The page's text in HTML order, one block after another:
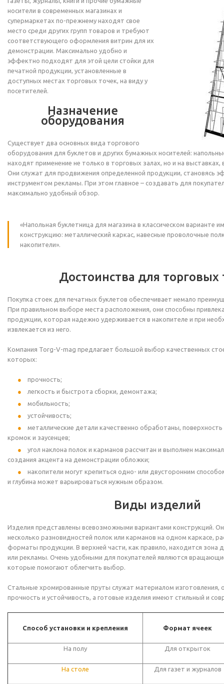
носители в современных магазинах и
супермаркетах по-прежнему находят свое
место среди других групп товаров и требуют
соответствующего оформления витрин для их
демонстрации. Максимально удобно и
эффектно подходят для этой цели стойки для
печатной продукции, установленные в
доступных местах торговых точек, на виду у
посетителей.
Назначение
оборудования
Существует два основных вида торгового
оборудования для буклетов и других бумажных носителей:
находят применение не только в торговых залах, но и на выставках,
Они служат для продвижения определенной продукции, становясь
инструментом рекламы. При этом главное – создавать для
максимально удобный обзор.
«Напольная буклетница для магазина в классическом варианте
конструкцию: металлический каркас, навесные проволочные
накопители».
Достоинства для торговых
Покупка стоек для печатных буклетов обеспечивает немало
При правильном выборе места расположения, они способны
продукции, которая надежно удерживается в накопителе и при
извлекается из него.
Компания Torg-V-mag предлагает большой выбор качественных
которых:
прочность;
легкость и быстрота сборки, демонтажа;
мобильность;
устойчивость;
металлические детали качественно обработаны,
кромок и заусенцев;
угол наклона полок и карманов рассчитан и выполнен
создания акцента на демонстрации обложки;
накопители могут крепиться одно- или двусторонним
и глубина может варьироваться нужным образом.
Виды изделий
Изделия представлены всевозможными вариантами конструкций.
несколько разновидностей полок или карманов на одном каркасе,
форматы продукции. В верхней части, как правило, находится зона
или рекламы. Очень удобными для покупателей являются
которые помогают облегчить выбор.
Стальные хромированные пруты служат материалом изготовления,
прочность и устойчивость, а готовые изделия имеют стильный и
Способ установки и крепления Формат ячеек
На полу Для открыток
На столе Для газет и журналов